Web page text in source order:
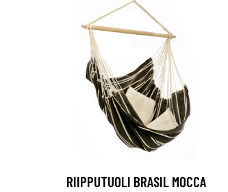
RIIPPUTUOLI BRASIL MOCCA